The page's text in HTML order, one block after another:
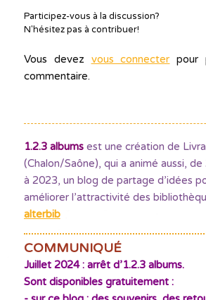
Participez-vous à la discussion?
N'hésitez pas à contribuer!
Vous devez vous connecter pour
commentaire.
1.2.3 albumsest une création de
(Chalon/Saône), qui a animé aussi,
à 2023, un blog de partage d’idées
améliorer l’attractivité des
alterbib
COMMUNIQUÉ
Juillet 2024 : arrêt d’1.2.3 albums.
Sont disponibles gratuitement :